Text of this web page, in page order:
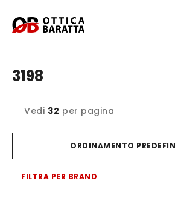
3198
ORDINAMENTO
Vedi 32 per pagina
FILTRA PER BRAND